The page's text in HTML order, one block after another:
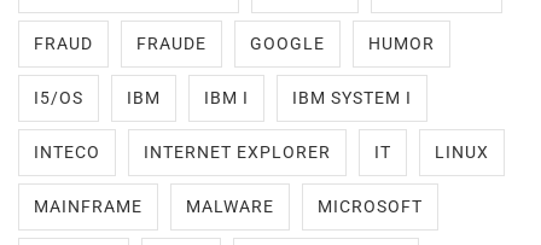
FRAUD FRAUDE GOOGLE HUMOR
I5/OS IBM IBM I IBM SYSTEM I
INTECO INTERNET EXPLORER IT LINUX
MAINFRAME MALWARE MICROSOFT